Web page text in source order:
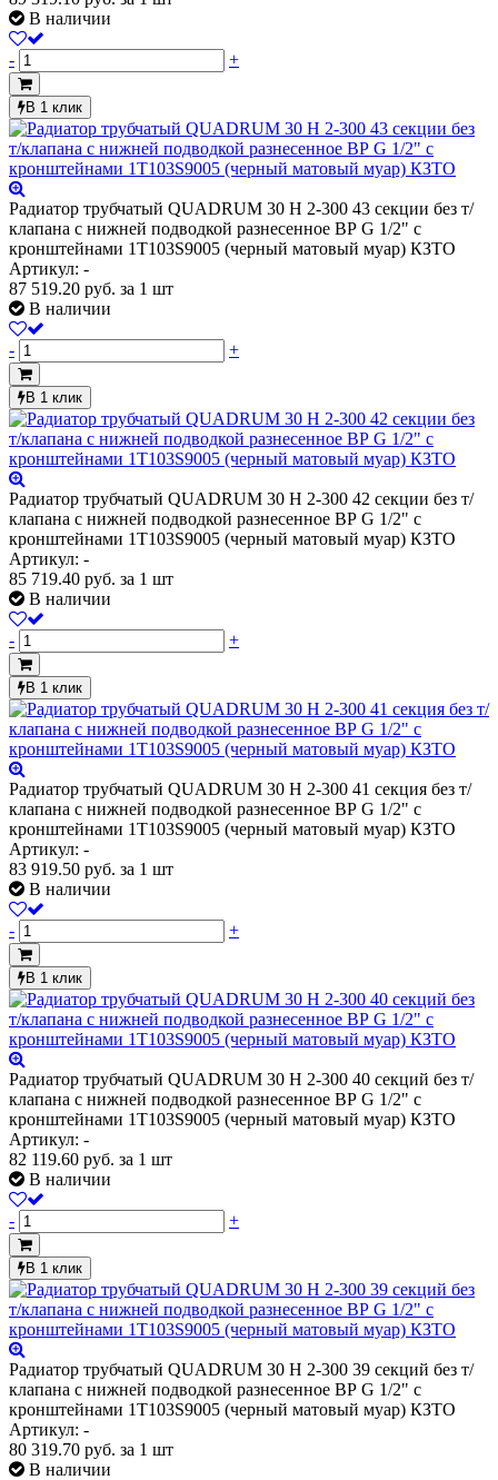
В наличии
- +
В 1 клик
Радиатор трубчатый QUADRUM 30 H 2-300 43 секции без т/
клапана с нижней подводкой разнесенное ВР G 1/2" с
кронштейнами 1T103S9005 (черный матовый муар) КЗТО
Артикул: -
87 519.20 руб. за 1 шт
В наличии
- +
В 1 клик
Радиатор трубчатый QUADRUM 30 H 2-300 42 секции без т/
клапана с нижней подводкой разнесенное ВР G 1/2" с
кронштейнами 1T103S9005 (черный матовый муар) КЗТО
Артикул: -
85 719.40 руб. за 1 шт
В наличии
- +
В 1 клик
Радиатор трубчатый QUADRUM 30 H 2-300 41 секция без т/
клапана с нижней подводкой разнесенное ВР G 1/2" с
кронштейнами 1T103S9005 (черный матовый муар) КЗТО
Артикул: -
83 919.50 руб. за 1 шт
В наличии
- +
В 1 клик
Радиатор трубчатый QUADRUM 30 H 2-300 40 секций без т/
клапана с нижней подводкой разнесенное ВР G 1/2" с
кронштейнами 1T103S9005 (черный матовый муар) КЗТО
Артикул: -
82 119.60 руб. за 1 шт
В наличии
- +
В 1 клик
Радиатор трубчатый QUADRUM 30 H 2-300 39 секций без т/
клапана с нижней подводкой разнесенное ВР G 1/2" с
кронштейнами 1T103S9005 (черный матовый муар) КЗТО
Артикул: -
80 319.70 руб. за 1 шт
В наличии